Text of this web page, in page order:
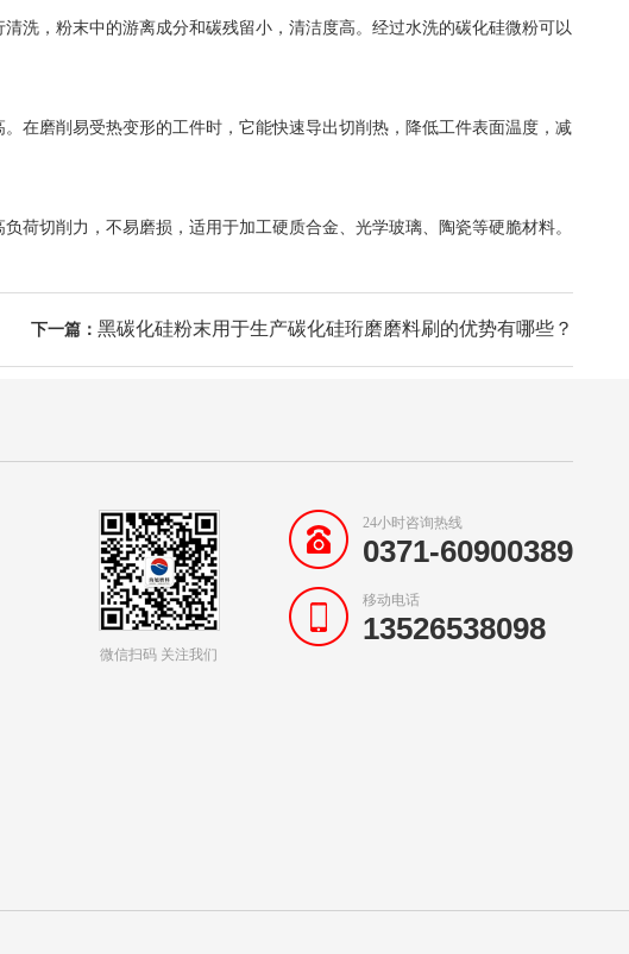
洗，粉末中的游离成分和碳残留小，清洁度高。经过水洗的碳化硅微粉可以
磨削易受热变形的工件时，它能快速导出切削热，降低工件表面温度，减
切削力，不易磨损，适用于加工硬质合金、光学玻璃、陶瓷等硬脆材料。
下一篇： 黑碳化硅粉末用于生产碳化硅珩磨磨料刷的优势有哪些？
微信扫码 关注我们
24小时咨询热线
0371-60900389
移动电话
13526538098